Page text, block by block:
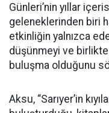
Günleri’nin yıllar
geleneklerinden biri
etkinliğin yalnızca
düşünmeyi ve
buluşma olduğunu
Aksu, “Sarıyer’in